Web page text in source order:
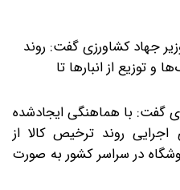
جهاد کشاورزی گفت: روند
توزیع از انبار‌ها تا
گفت: با هماهنگی ایجادشده
روند ترخیص کالا از
در سراسر کشور به صورت